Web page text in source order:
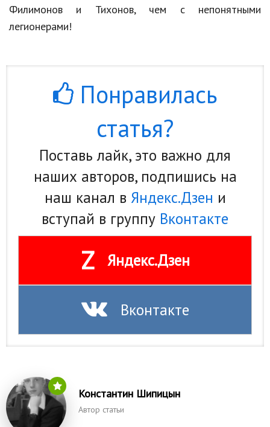
Филимонов и Тихонов, чем с непонятными
легионерами!
Понравилась
статья?
Поставь лайк, это важно для
наших авторов, подпишись на
наш канал в Яндекс.Дзен и
вступай в группу Вконтакте
Z Яндекс.Дзен
Вконтакте
Константин Шипицын
Автор статьи